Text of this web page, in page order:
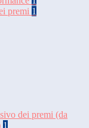
premi 1
dei premi (da
1